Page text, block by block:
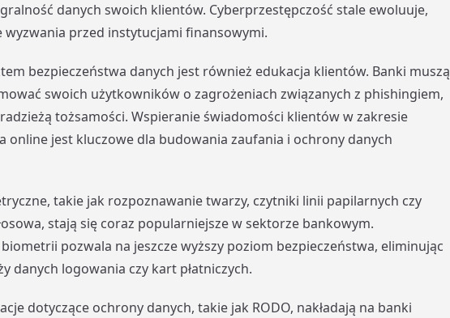
danych swoich klientów. Cyberprzestępczość stale ewoluuje,
wyzwania przed instytucjami finansowymi.
bezpieczeństwa danych jest również edukacja klientów. Banki muszą
swoich użytkowników o zagrożeniach związanych z phishingiem,
tożsamości. Wspieranie świadomości klientów w zakresie
online jest kluczowe dla budowania zaufania i ochrony danych
takie jak rozpoznawanie twarzy, czytniki linii papilarnych czy
stają się coraz popularniejsze w sektorze bankowym.
pozwala na jeszcze wyższy poziom bezpieczeństwa, eliminując
danych logowania czy kart płatniczych.
dotyczące ochrony danych, takie jak RODO, nakładają na banki